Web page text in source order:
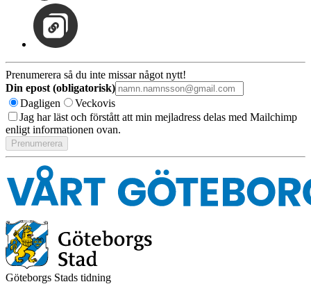
Prenumerera så du inte missar något nytt!
Din epost (obligatorisk)
Dagligen
Veckovis
Jag har läst och förstått att min mejladress delas med Mailchimp
enligt informationen ovan.
Göteborgs Stads tidning